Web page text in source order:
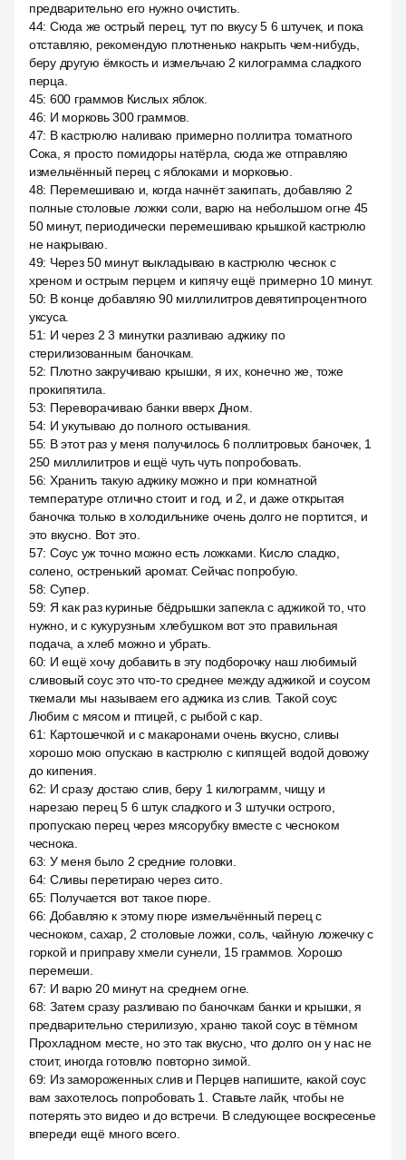
предварительно его нужно очистить.
44: Сюда же острый перец, тут по вкусу 5 6 штучек, и пока
отставляю, рекомендую плотненько накрыть чем-нибудь,
беру другую ёмкость и измельчаю 2 килограмма сладкого
перца.
45: 600 граммов Кислых яблок.
46: И морковь 300 граммов.
47: В кастрюлю наливаю примерно поллитра томатного
Сока, я просто помидоры натёрла, сюда же отправляю
измельчённый перец с яблоками и морковью.
48: Перемешиваю и, когда начнёт закипать, добавляю 2
полные столовые ложки соли, варю на небольшом огне 45
50 минут, периодически перемешиваю крышкой кастрюлю
не накрываю.
49: Через 50 минут выкладываю в кастрюлю чеснок с
хреном и острым перцем и кипячу ещё примерно 10 минут.
50: В конце добавляю 90 миллилитров девятипроцентного
уксуса.
51: И через 2 3 минутки разливаю аджику по
стерилизованным баночкам.
52: Плотно закручиваю крышки, я их, конечно же, тоже
прокипятила.
53: Переворачиваю банки вверх Дном.
54: И укутываю до полного остывания.
55: В этот раз у меня получилось 6 поллитровых баночек, 1
250 миллилитров и ещё чуть чуть попробовать.
56: Хранить такую аджику можно и при комнатной
температуре отлично стоит и год, и 2, и даже открытая
баночка только в холодильнике очень долго не портится, и
это вкусно. Вот это.
57: Соус уж точно можно есть ложками. Кисло сладко,
солено, остренький аромат. Сейчас попробую.
58: Супер.
59: Я как раз куриные бёдрышки запекла с аджикой то, что
нужно, и с кукурузным хлебушком вот это правильная
подача, а хлеб можно и убрать.
60: И ещё хочу добавить в эту подборочку наш любимый
сливовый соус это что-то среднее между аджикой и соусом
ткемали мы называем его аджика из слив. Такой соус
Любим с мясом и птицей, с рыбой с кар.
61: Картошечкой и с макаронами очень вкусно, сливы
хорошо мою опускаю в кастрюлю с кипящей водой довожу
до кипения.
62: И сразу достаю слив, беру 1 килограмм, чищу и
нарезаю перец 5 6 штук сладкого и 3 штучки острого,
пропускаю перец через мясорубку вместе с чесноком
чеснока.
63: У меня было 2 средние головки.
64: Сливы перетираю через сито.
65: Получается вот такое пюре.
66: Добавляю к этому пюре измельчённый перец с
чесноком, сахар, 2 столовые ложки, соль, чайную ложечку с
горкой и приправу хмели сунели, 15 граммов. Хорошо
перемеши.
67: И варю 20 минут на среднем огне.
68: Затем сразу разливаю по баночкам банки и крышки, я
предварительно стерилизую, храню такой соус в тёмном
Прохладном месте, но это так вкусно, что долго он у нас не
стоит, иногда готовлю повторно зимой.
69: Из замороженных слив и Перцев напишите, какой соус
вам захотелось попробовать 1. Ставьте лайк, чтобы не
потерять это видео и до встречи. В следующее воскресенье
впереди ещё много всего.